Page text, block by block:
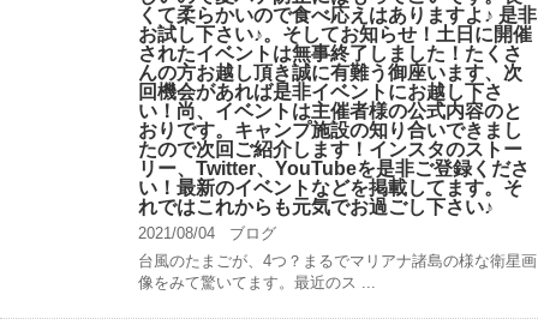
くて柔らかいので食べ応えはありますよ♪ 是非
お試し下さい♪。そしてお知らせ！土日に開催
されたイベントは無事終了しました！たくさ
んの方お越し頂き誠に有難う御座います、次
回機会があれば是非イベントにお越し下さ
い！尚、イベントは主催者様の公式内容のと
おりです。キャンプ️施設の知り合いできまし
たので次回ご紹介します！インスタのストー
リー、Twitter、YouTubeを是非ご登録くださ
い！最新のイベントなどを掲載してます。そ
れではこれからも元気でお過ごし下さい♪
2021/08/04
ブログ
台風のたまごが、4つ？まるでマリアナ諸島の様な衛星画
像をみて驚いてます。最近のス ...